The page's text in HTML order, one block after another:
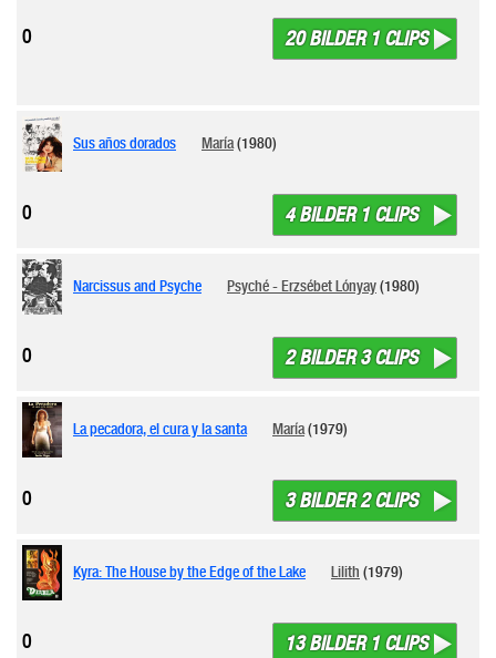
20 BILDER 1 CLIPS
0
Sus años dorados María(1980)
4 BILDER 1 CLIPS
0
Narcissus and Psyche Psyché - Erzsébet Lónyay(1980)
2 BILDER 3 CLIPS
0
La pecadora, el cura y la santa María(1979)
3 BILDER 2 CLIPS
0
Kyra: The House by the Edge of the Lake Lilith (1979)
13 BILDER 1 CLIPS
0